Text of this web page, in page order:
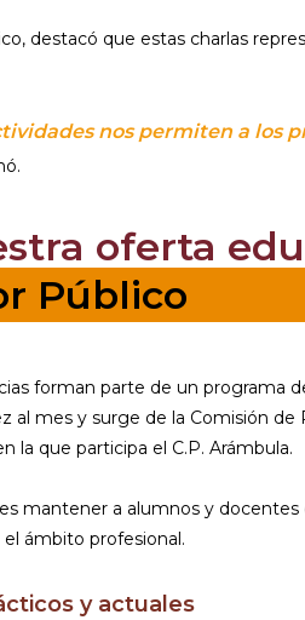
destacó que estas charlas
nos permiten a los
oferta
Público
forman parte de un programa
al mes y surge de la Comisión
la que participa el C.P. Arámbula.
mantener a alumnos y
ámbito profesional.
y actuales